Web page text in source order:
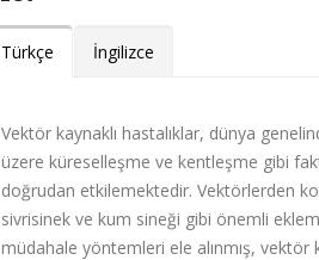
Türkçe İngilizce
Vektör kaynaklı hastalıklar, dünya
üzere küreselleşme ve kentleşme gibi
doğrudan etkilemektedir. Vektörlerden
sivrisinek ve kum sineği gibi önemli
müdahale yöntemleri ele alınmış,